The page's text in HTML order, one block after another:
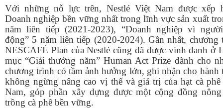
Với những nỗ lực trên, Nestlé Việt Nam được xếp
Doanh nghiệp bền vững nhất trong lĩnh vực sản xuất
năm liên tiếp (2021-2023), “Doanh nghiệp vì
động” 5 năm liên tiếp (2020-2024). Gần nhất, chương
NESCAFÉ Plan của Nestlé cũng đã được vinh danh ở
mục “Giải thưởng năm” Human Act Prize dành cho
chương trình có tầm ảnh hưởng lớn, ghi nhận cho hành
không ngừng nâng cao vị thế và giá trị của hạt cà
Nam, góp phần xây dựng được một cộng đồng
trồng cà phê bền vững.